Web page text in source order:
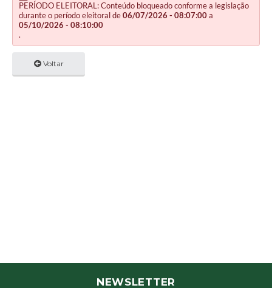
PERÍODO ELEITORAL: Conteúdo bloqueado conforme a legislação
durante o período eleitoral de06/07/2026 - 08:07:00a
05/10/2026 - 08:10:00
.
Voltar
NEWSLETTER